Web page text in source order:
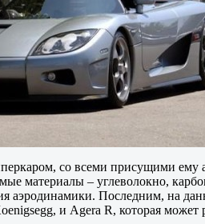
со всеми присущими
материалы – углеволокно,
аэродинамики. Последним, на
и Agera R, которая может